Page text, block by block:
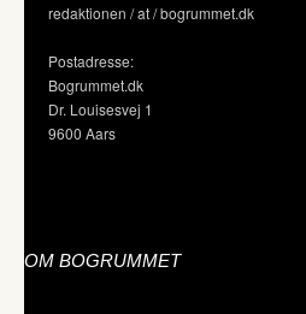
redaktionen / at / bogrummet.dk
Postadresse:
Bogrummet.dk
Dr. Louisesvej 1
9600 Aars
OM BOGRUMMET